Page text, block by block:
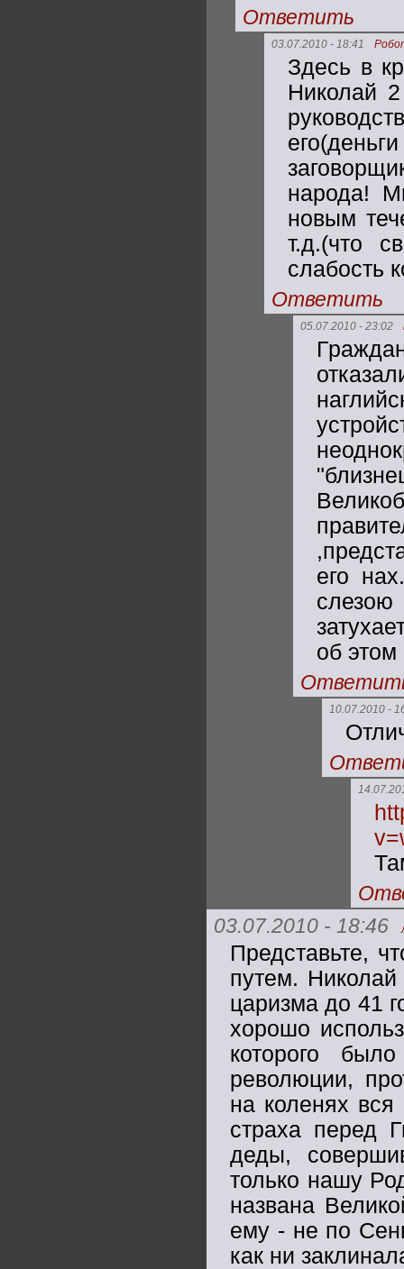
Ответить
03.07.2010 - 18:41
Здесь в
Николай
народа!
новым
т.д.(что
слабость
Ответить
05.07.2010 - 23:02
его
об этом
10.07.2010 -
03.07.2010 - 18:46
Представьте,
путем.
царизма до 41
хорошо
которого
революции,
на коленях вся
страха перед
деды,
только нашу
названа
ему - не по
как ни